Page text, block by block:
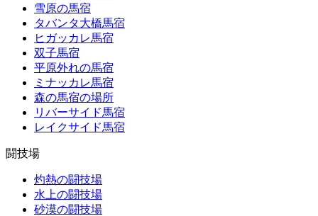
雪原の馬宿
タバンタ大橋馬宿
ヒガッカレ馬宿
双子馬宿
平原外れの馬宿
ミナッカレ馬宿
森の馬宿の場所
リバーサイド馬宿
レイクサイド馬宿
闘技場
灼熱の闘技場
水上の闘技場
砂漠の闘技場